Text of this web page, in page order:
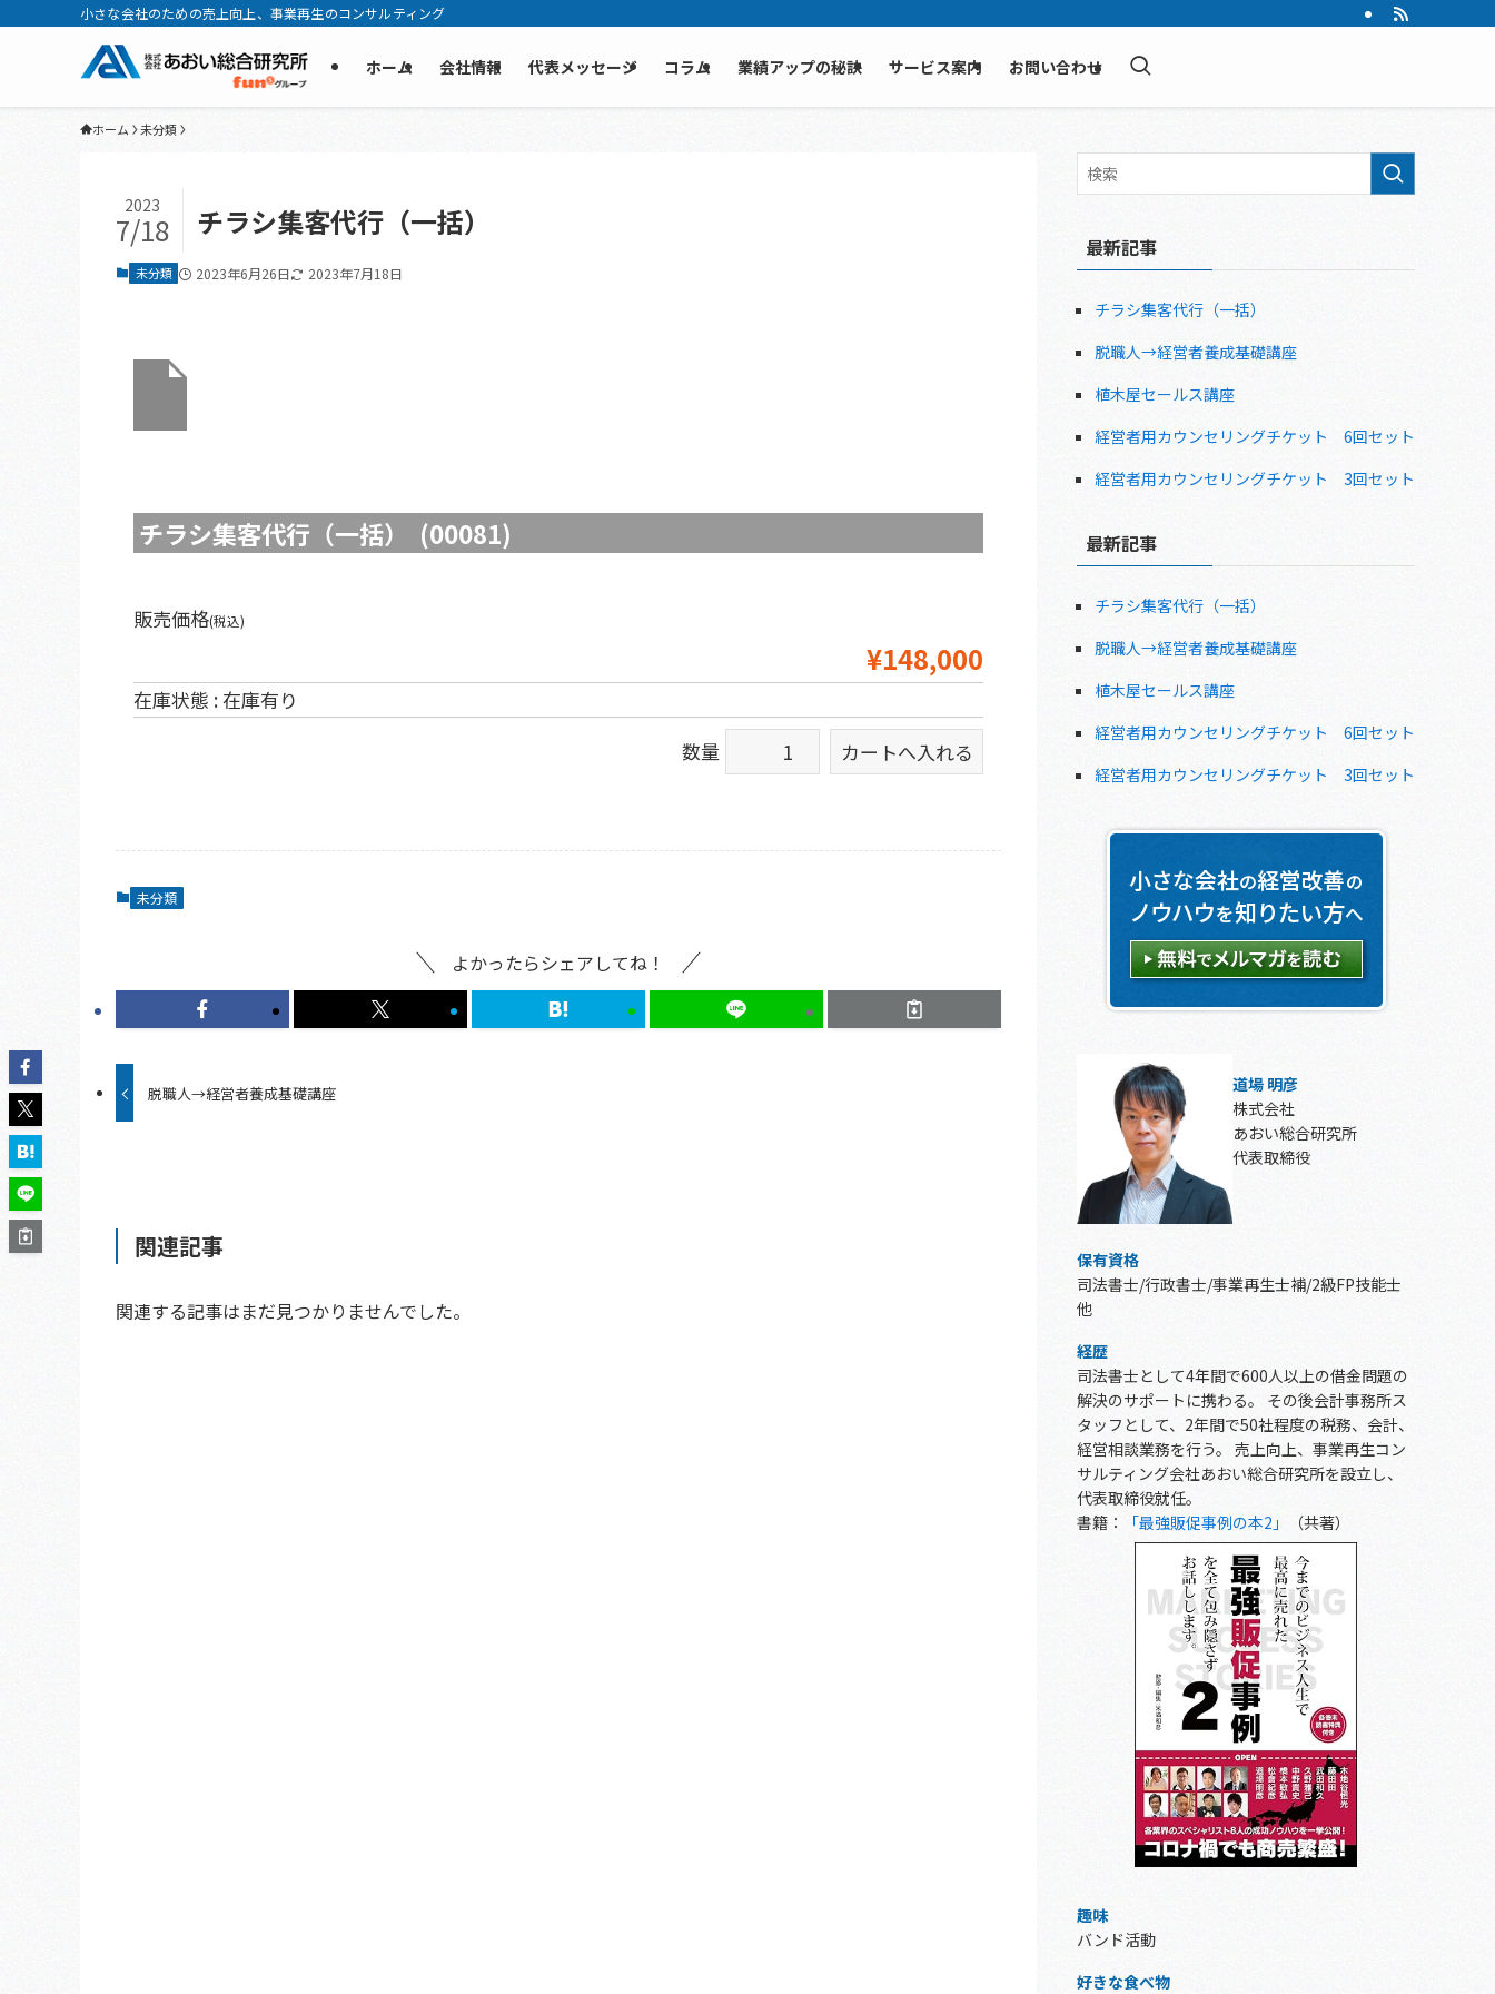
小さな会社のための売上向上、事業再生のコンサルティング
ホーム 会社情報 代表メッセージ コラム 業績アップの秘訣 サービス案内 お問い合わせ
ホーム 未分類
チラシ集客代行（一括）
2023
7/18
未分類 2023年6月26日 2023年7月18日
チラシ集客代行（一括） (00081)
販売価格(税込)
¥148,000
在庫状態 : 在庫有り
数量
未分類
よかったらシェアしてね！
脱職人→経営者養成基礎講座
関連記事
関連する記事はまだ見つかりませんでした。
最新記事
チラシ集客代行（一括）
脱職人→経営者養成基礎講座
植木屋セールス講座
経営者用カウンセリングチケット 6回セット
経営者用カウンセリングチケット 3回セット
最新記事
チラシ集客代行（一括）
脱職人→経営者養成基礎講座
植木屋セールス講座
経営者用カウンセリングチケット 6回セット
経営者用カウンセリングチケット 3回セット
道場 明彦
株式会社
あおい総合研究所
代表取締役
保有資格
司法書士/行政書士/事業再生士補/2級FP技能士
他
経歴
司法書士として4年間で600人以上の借金問題の
解決のサポートに携わる。 その後会計事務所ス
タッフとして、2年間で50社程度の税務、会計、
経営相談業務を行う。 売上向上、事業再生コン
サルティング会社あおい総合研究所を設立し、
代表取締役就任。
書籍：
「最強販促事例の本2」 （共著）
趣味
バンド活動
好きな食べ物